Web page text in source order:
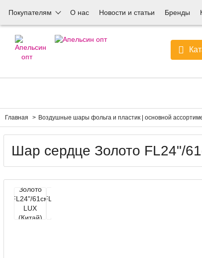
Покупателям О нас Новости и статьи Бренды
Главная Воздушные шары фольга и пластик | основной
Шар сердце Золото FL24"/